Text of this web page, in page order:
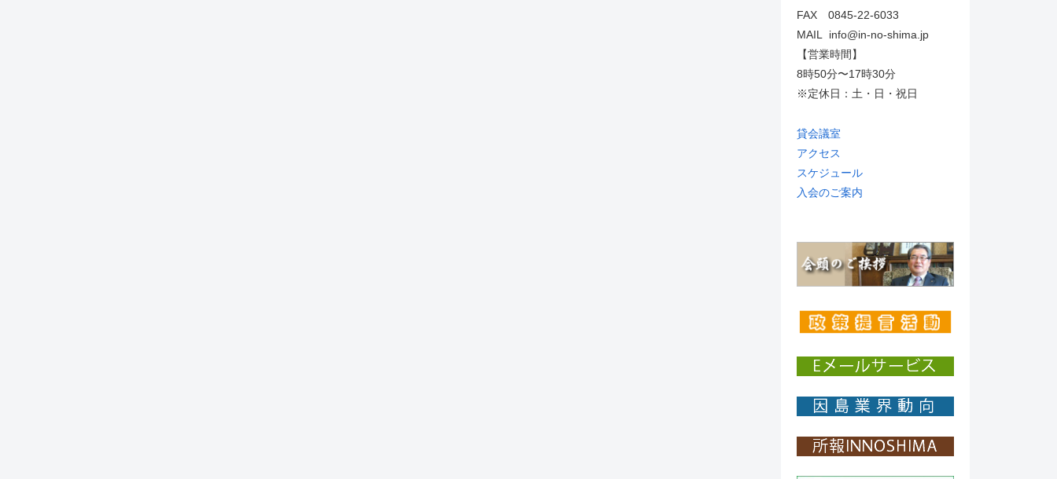
FAX 0845-22-6033
MAIL info@in-no-shima.jp
【営業時間】
8時50分〜17時30分
※定休日：土・日・祝日
貸会議室
アクセス
スケジュール
入会のご案内